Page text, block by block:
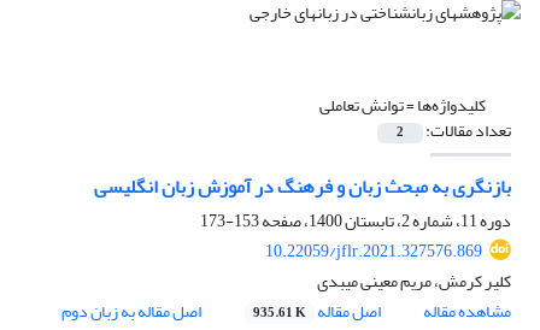
کلیدواژه‌ها =توانش تعاملی
تعداد مقالات: 2
بازنگری به مبحث زبان و فرهنگ در آموزش زبان انگلیسی
دوره 11، شماره 2، تابستان 1400، صفحه
153-173
10.22059/jflr.2021.327576.869
کلیر کرمش، مریم معینی میبدی
مشاهده مقاله
اصل مقاله 935.61 K اصل مقاله به زبان دوم